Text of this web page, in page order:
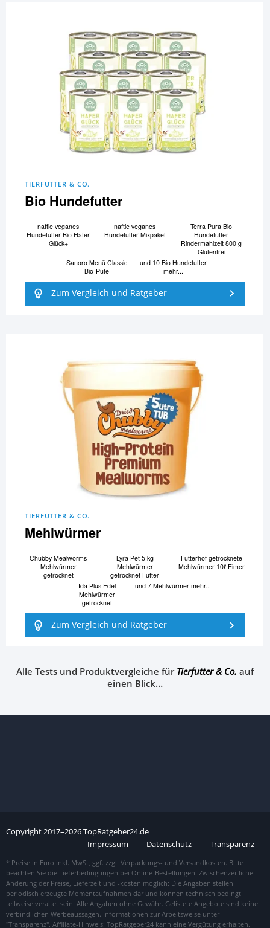
TIERFUTTER & CO.
Bio Hundefutter
naftie veganes
Hundefutter Bio Hafer
Glück+
naftie veganes
Hundefutter Mixpaket
Terra Pura Bio
Hundefutter
Rindermahlzeit 800 g
Glutenfrei
Sanoro Menü Classic
Bio-Pute
und 10 Bio Hundefutter
mehr...
Zum Vergleich und Ratgeber
TIERFUTTER & CO.
Mehlwürmer
Chubby Mealworms
Mehlwürmer
getrocknet
Lyra Pet 5 kg
Mehlwürmer
getrocknet Futter
Futterhof getrocknete
Mehlwürmer 10ℓ Eimer
Ida Plus Edel
Mehlwürmer
getrocknet
und 7 Mehlwürmer mehr...
Zum Vergleich und Ratgeber
Alle Tests und Produktvergleiche fürTierfutter & Co. auf
einen Blick…
Copyright2017–2026TopRatgeber24.de
Impressum
Datenschutz Transparenz